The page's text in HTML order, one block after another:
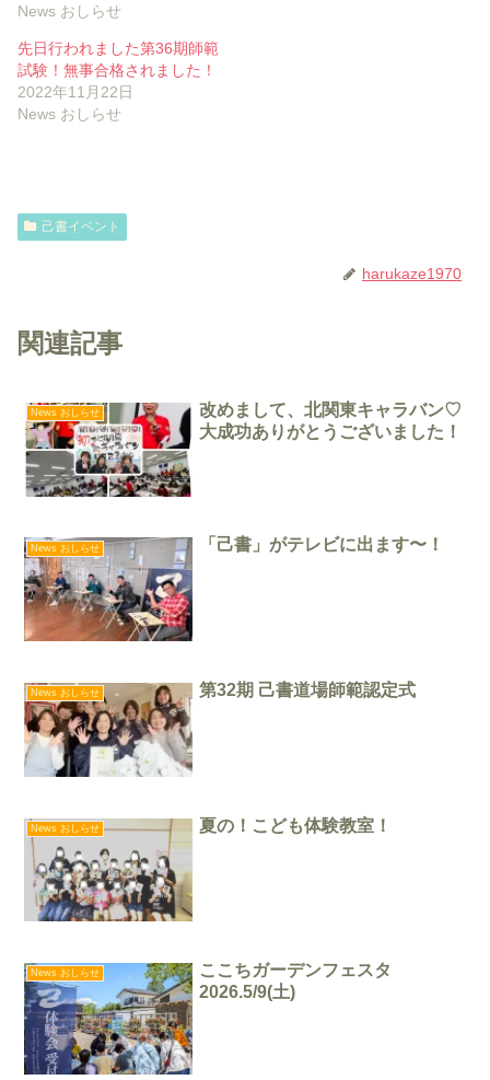
News おしらせ
先日行われました第36期師範
試験！無事合格されました！
2022年11月22日
News おしらせ
己書イベント
harukaze1970
関連記事
News おしらせ
改めまして、北関東キャラバン♡
大成功ありがとうございました！
News おしらせ 「己書」がテレビに出ます〜！
News おしらせ 第32期 己書道場師範認定式
News おしらせ 夏の！こども体験教室！
News おしらせ
ここちガーデンフェスタ
2026.5/9(土)